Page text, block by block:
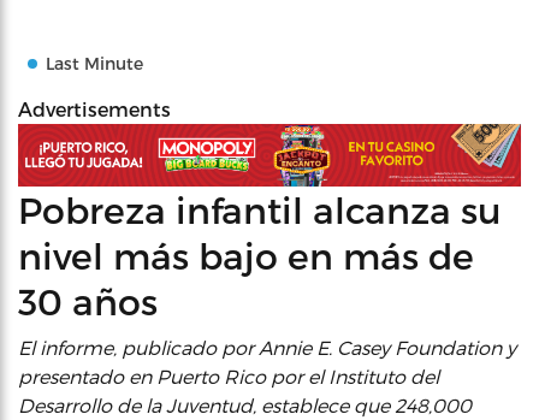
Last Minute
Advertisements
Pobreza infantil alcanza su
nivel más bajo en más de
30 años
El informe, publicado por Annie E. Casey Foundation y
presentado en Puerto Rico por el Instituto del
Desarrollo de la Juventud, establece que 248,000